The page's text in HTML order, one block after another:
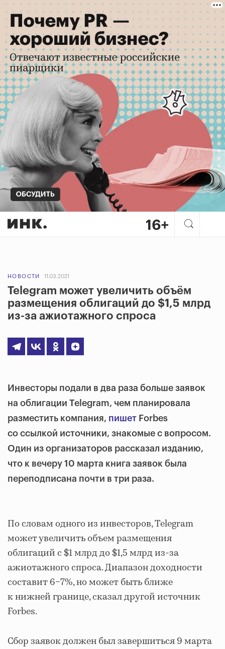
НОВОСТИ 11.03.2021
Telegram может увеличить объём
размещения облигаций до $1,5 млрд
из-за ажиотажного спроса
Инвесторы подали в два раза больше заявок
на облигации Telegram, чем планировала
разместить компания, пишет Forbes
со ссылкой источники, знакомые с вопросом.
Один из организаторов рассказал изданию,
что к вечеру 10 марта книга заявок была
переподписана почти в три раза.
По словам одного из инвесторов, Telegram
может увеличить объем размещения
облигаций с $1 млрд до $1,5 млрд из-за
ажиотажного спроса. Диапазон доходности
составит 6−7%, но может быть ближе
к нижней границе, сказал другой источник
Forbes.
Сбор заявок должен был завершиться 9 марта